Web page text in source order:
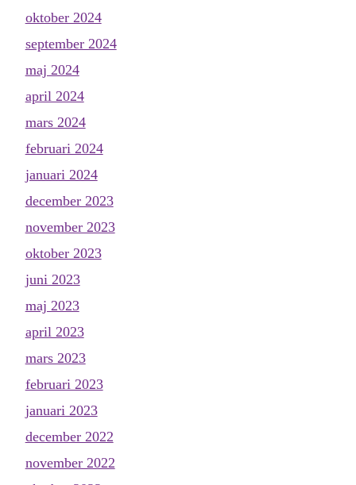
oktober 2024
september 2024
maj 2024
april 2024
mars 2024
februari 2024
januari 2024
december 2023
november 2023
oktober 2023
juni 2023
maj 2023
april 2023
mars 2023
februari 2023
januari 2023
december 2022
november 2022